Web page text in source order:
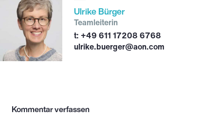
Ulrike Bürger
Teamleiterin
+49 611 17208 6768
ulrike.buerger@aon.com
Kommentar verfassen